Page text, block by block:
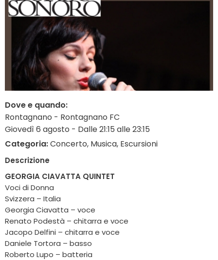
Dove e quando:
Rontagnano - Rontagnano FC
Giovedì 6 agosto - Dalle 21:15 alle 23:15
Categoria:Concerto, Musica, Escursioni
Descrizione
GEORGIA CIAVATTA QUINTET
Voci di Donna
Svizzera – Italia
Georgia Ciavatta – voce
Renato Podestà – chitarra e voce
Jacopo Delfini – chitarra e voce
Daniele Tortora – basso
Roberto Lupo – batteria